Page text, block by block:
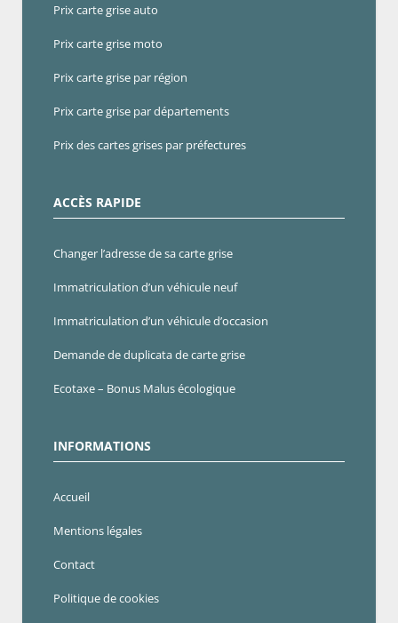
Prix carte grise auto
Prix carte grise moto
Prix carte grise par région
Prix carte grise par départements
Prix des cartes grises par préfectures
ACCÈS RAPIDE
Changer l’adresse de sa carte grise
Immatriculation d’un véhicule neuf
Immatriculation d’un véhicule d’occasion
Demande de duplicata de carte grise
Ecotaxe – Bonus Malus écologique
INFORMATIONS
Accueil
Mentions légales
Contact
Politique de cookies